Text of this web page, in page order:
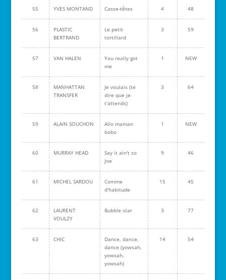
55 YVES MONTAND Casse-têtes 4 48
56
PLASTIC
BERTRAND
Le petit
tortillard
3 59
57 VAN HALEN
You really got
me
1 NEW
58
MANHATTAN
TRANSFER
Je voulais (te
dire que je
t'attends)
3 64
59 ALAIN SOUCHON
Allo maman
bobo
1 NEW
60 MURRAY HEAD
Say it ain't so
Joe
9 46
61 MICHEL SARDOU
Comme
d'habitude
15 45
62
LAURENT
VOULZY
Bubble star 3 77
63 CHIC
Dance, dance,
dance (yowsah,
yowsah,
yowsah)
14 54